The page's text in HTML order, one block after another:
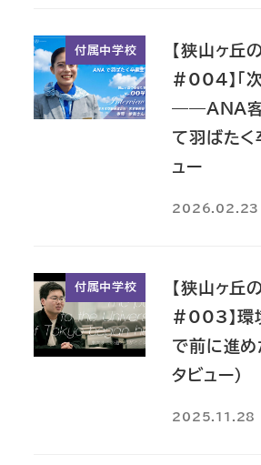
付属中学校
【狭山ヶ丘
#004】「
――ANA客
て羽ばたく
ュー
2026.02.23
付属中学校
【狭山ヶ丘
#003】環
で前に進め
タビュー）
2025.11.28